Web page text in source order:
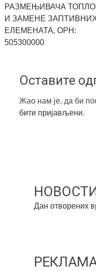
РАЗМЕЊИВАЧА
И ЗАМЕНЕ
ЕЛЕМЕНАТА, ОРН:
505300000
Оставите
Жао нам је, да би
бити пријављени.
Дан отворених